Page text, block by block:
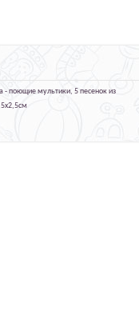
- поющие мультики, 5 песенок из